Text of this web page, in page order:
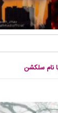
نام سلکشن